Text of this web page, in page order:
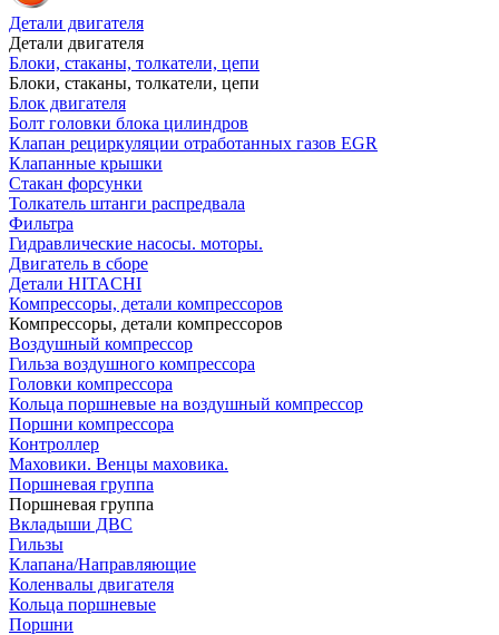
Детали двигателя
Детали двигателя
Блоки, стаканы, толкатели, цепи
Блоки, стаканы, толкатели, цепи
Блок двигателя
Болт головки блока цилиндров
Клапан рециркуляции отработанных газов EGR
Клапанные крышки
Стакан форсунки
Толкатель штанги распредвала
Фильтра
Гидравлические насосы. моторы.
Двигатель в сборе
Детали HITACHI
Компрессоры, детали компрессоров
Компрессоры, детали компрессоров
Воздушный компрессор
Гильза воздушного компрессора
Головки компрессора
Кольца поршневые на воздушный компрессор
Поршни компрессора
Контроллер
Маховики. Венцы маховика.
Поршневая группа
Поршневая группа
Вкладыши ДВС
Гильзы
Клапана/Направляющие
Коленвалы двигателя
Кольца поршневые
Поршни